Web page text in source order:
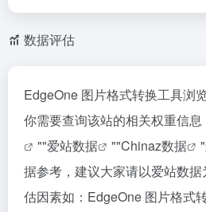
数据评估
EdgeOne 图片格式转换工具浏
你需要查询该站的相关权重信
""爱站数据 ""Chinaz数据
据参考，建议大家请以爱站数
估因素如：EdgeOne 图片格式